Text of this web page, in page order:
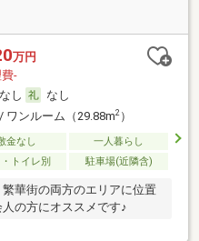
万円
-
なし
なし
ワンルーム（29.88m2）
金なし
一人暮らし
トイレ別 駐車場(近隣含)
華街の両方のエリアに位置
の方にオススメです♪